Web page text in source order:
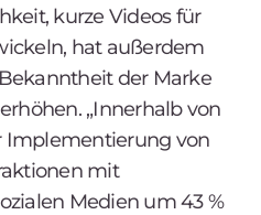
kurze Videos für
hat außerdem
der Marke
„Innerhalb von
Implementierung von
mit
Medien um 43 %